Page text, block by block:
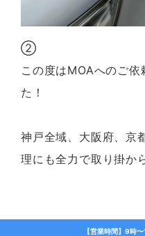
②
この度はMOAへのご
た！
神戸全域、大阪府、京
理にも全力で取り掛か
【営業時間】9時